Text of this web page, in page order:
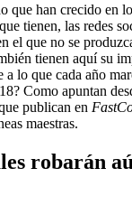
que han crecido en
tienen, las redes
el que no se
tienen aquí su
a lo que cada año
Como apuntan
publican en
maestras.
robarán